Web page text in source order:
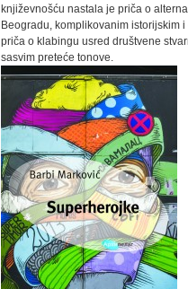
književnošću nastala je priča o
Beogradu, komplikovanim istorijskim
priča o klabingu usred društvene
sasvim preteće tonove.